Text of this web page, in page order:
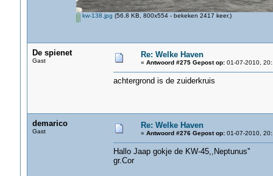
kw-138.jpg (56.8 KB, 800x554 - bekeken 2417 keer.)
De spienet
Gast
Re: Welke Haven
« Antwoord #275 Gepost op:01-07-2010,
achtergrond is de zuiderkruis
demarico
Gast
Re: Welke Haven
« Antwoord #276 Gepost op:01-07-2010,
Hallo Jaap gokje de KW-45,,Neptunus''
gr.Cor